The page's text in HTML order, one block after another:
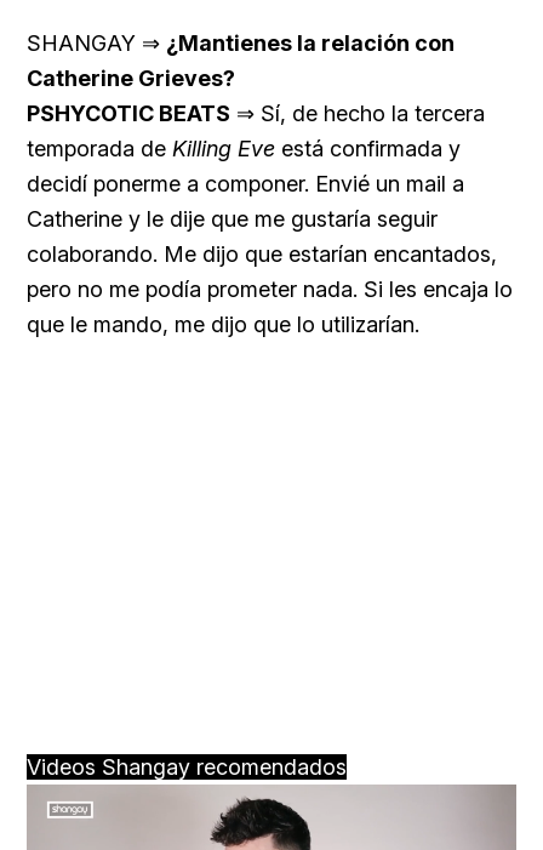
SHANGAY ⇒ ¿Mantienes la relación con
Catherine Grieves?
PSHYCOTIC BEATS ⇒ Sí, de hecho la tercera
temporada de Killing Eve está confirmada y
decidí ponerme a componer. Envié un mail a
Catherine y le dije que me gustaría seguir
colaborando. Me dijo que estarían encantados,
pero no me podía prometer nada. Si les encaja lo
que le mando, me dijo que lo utilizarían.
Videos Shangay recomendados